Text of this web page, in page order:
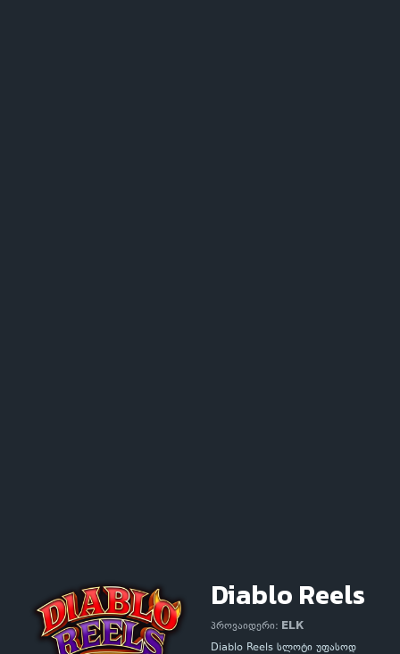
Diablo Reels
პროვაიდერი: ELK
Diablo Reels სლოტი უფასოდ